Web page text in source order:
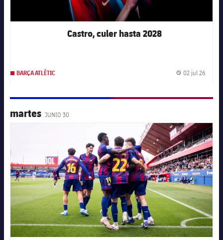
Castro, culer hasta 2028
BARÇA ATLÈTIC Fecha
02 jul 26
martes JUNIO 30
FC Barcelona club badge